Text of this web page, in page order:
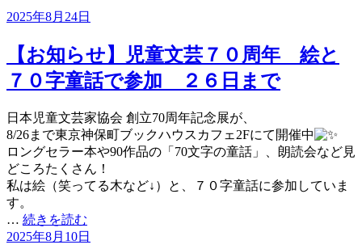
投
日:
2025年8月24日
【お知らせ】児童文芸７０周年 絵と
７０字童話で参加 ２６日まで
日本児童文芸家協会 創立70周年記念展が、
8/26まで東京神保町ブックハウスカフェ2Fにて開催中
ロングセラー本や90作品の「70文字の童話」、朗読会など見
どころたくさん！
私は絵（笑ってる木など↓）と、７０字童話に参加していま
す。
… 続きを読む
投
2025年8月10日